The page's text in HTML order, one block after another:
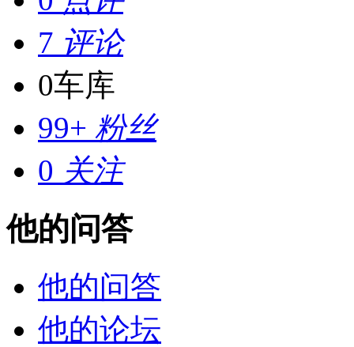
7 评论
0车库
99+ 粉丝
0 关注
他的问答
他的问答
他的论坛